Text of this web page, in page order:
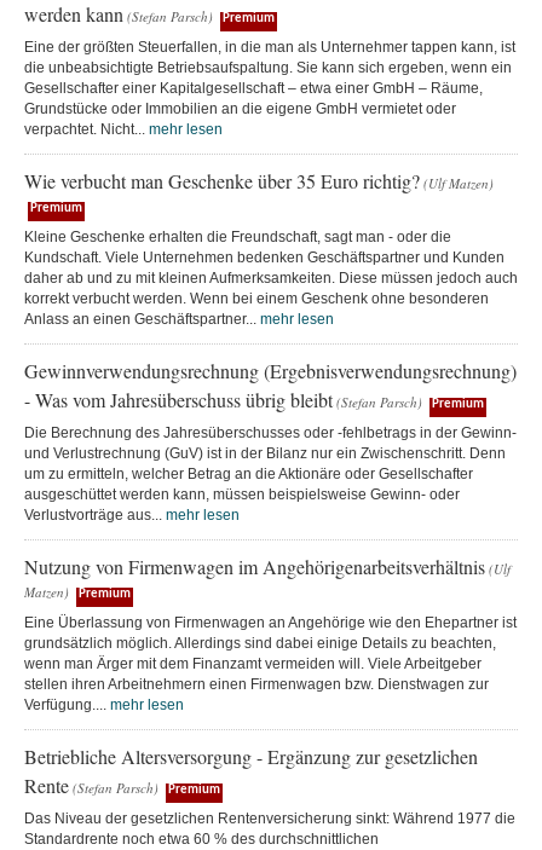
werden kann (Stefan Parsch) Premium
Eine der größten Steuerfallen, in die man als Unternehmer tappen kann, ist
die unbeabsichtigte Betriebsaufspaltung. Sie kann sich ergeben, wenn ein
Gesellschafter einer Kapitalgesellschaft – etwa einer GmbH – Räume,
Grundstücke oder Immobilien an die eigene GmbH vermietet oder
verpachtet. Nicht... mehr lesen
Wie verbucht man Geschenke über 35 Euro richtig? (Ulf Matzen)
Premium
Kleine Geschenke erhalten die Freundschaft, sagt man - oder die
Kundschaft. Viele Unternehmen bedenken Geschäftspartner und Kunden
daher ab und zu mit kleinen Aufmerksamkeiten. Diese müssen jedoch auch
korrekt verbucht werden. Wenn bei einem Geschenk ohne besonderen
Anlass an einen Geschäftspartner... mehr lesen
Gewinnverwendungsrechnung (Ergebnisverwendungsrechnung)
- Was vom Jahresüberschuss übrig bleibt (Stefan Parsch) Premium
Die Berechnung des Jahresüberschusses oder -fehlbetrags in der Gewinn-
und Verlustrechnung (GuV) ist in der Bilanz nur ein Zwischenschritt. Denn
um zu ermitteln, welcher Betrag an die Aktionäre oder Gesellschafter
ausgeschüttet werden kann, müssen beispielsweise Gewinn- oder
Verlustvorträge aus... mehr lesen
Nutzung von Firmenwagen im Angehörigenarbeitsverhältnis (Ulf
Matzen)
Premium
Eine Überlassung von Firmenwagen an Angehörige wie den Ehepartner ist
grundsätzlich möglich. Allerdings sind dabei einige Details zu beachten,
wenn man Ärger mit dem Finanzamt vermeiden will. Viele Arbeitgeber
stellen ihren Arbeitnehmern einen Firmenwagen bzw. Dienstwagen zur
Verfügung.... mehr lesen
Betriebliche Altersversorgung - Ergänzung zur gesetzlichen
Rente (Stefan Parsch) Premium
Das Niveau der gesetzlichen Rentenversicherung sinkt: Während 1977 die
Standardrente noch etwa 60 % des durchschnittlichen